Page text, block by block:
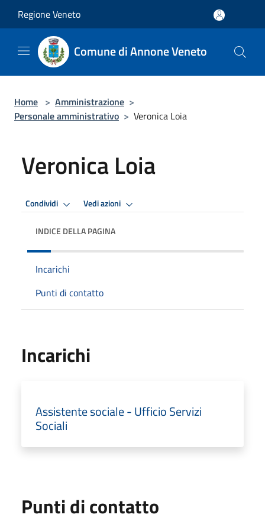
Regione Veneto
Comune di Annone Veneto
Home > Amministrazione >
Personale amministrativo > Veronica Loia
Veronica Loia
Condividi Vedi azioni
INDICE DELLA PAGINA
Incarichi
Punti di contatto
Incarichi
Assistente sociale - Ufficio Servizi
Sociali
Punti di contatto